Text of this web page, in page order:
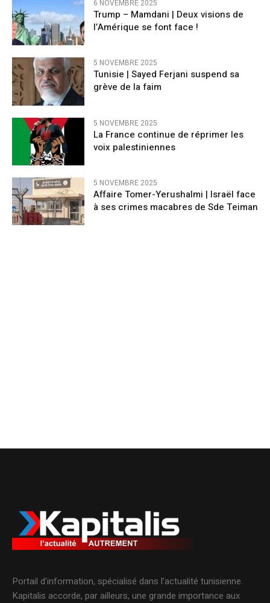
6 NOVEMBRE 2025
Trump – Mamdani | Deux visions de
l’Amérique se font face !
5 NOVEMBRE 2025
Tunisie | Sayed Ferjani suspend sa
grève de la faim
5 NOVEMBRE 2025
La France continue de réprimer les
voix palestiniennes
5 NOVEMBRE 2025
Affaire Tomer-Yerushalmi | Israël face
à ses crimes macabres de Sde Teiman
Portail d’information, spécialisé dans l’actualité tunisienne.
Kapitalis accorde, par ailleurs, une grande importance aux